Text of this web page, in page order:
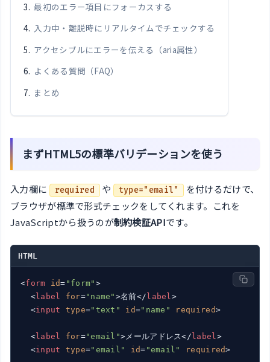
最初のエラー項目にフォーカスする
入力中・離脱時にリアルタイムでチェックする
アクセシブルにエラーを伝える（aria属性）
よくある質問（FAQ）
まとめ
まずHTML5の標準バリデーションを使う
入力欄に required や type="email"
を付けるだけで、
ブラウザが標準で形式チェックをしてくれます。これを
JavaScriptから扱うのが制約検証APIです。
HTML
<form id= "form" >
<label for="name" >名前</ label>
<input type="text" id="name" required>
<label for="email">メールアドレス</ label>
<input type="email" id= "email" required>